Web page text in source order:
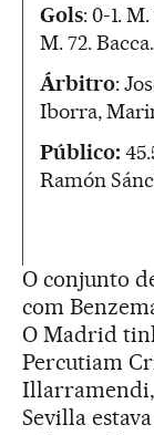
Gols: 0-1.
M. 72. Bacca.
Árbitro:
Iborra,
Público:
Ramón
O conjunto
com
O Madrid
Percutiam
Sevilla